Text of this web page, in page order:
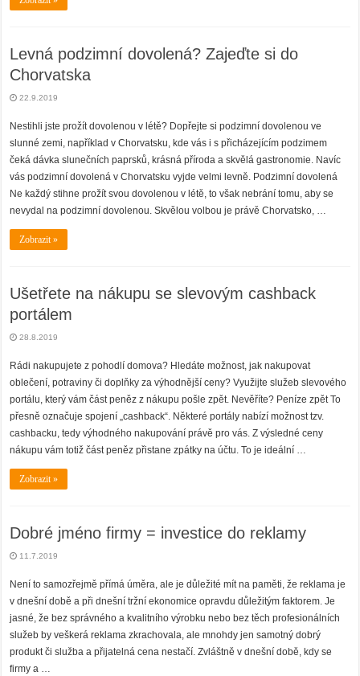
Levná podzimní dovolená? Zajeďte si do
Chorvatska
22.9.2019
Nestihli jste prožít dovolenou v létě? Dopřejte si podzimní dovolenou ve
slunné zemi, například v Chorvatsku, kde vás i s přicházejícím podzimem
čeká dávka slunečních paprsků, krásná příroda a skvělá gastronomie. Navíc
vás podzimní dovolená v Chorvatsku vyjde velmi levně. Podzimní dovolená
Ne každý stihne prožít svou dovolenou v létě, to však nebrání tomu, aby se
nevydal na podzimní dovolenou. Skvělou volbou je právě Chorvatsko, …
Zobrazit »
Ušetřete na nákupu se slevovým cashback
portálem
28.8.2019
Rádi nakupujete z pohodlí domova? Hledáte možnost, jak nakupovat
oblečení, potraviny či doplňky za výhodnější ceny? Využijte služeb slevového
portálu, který vám část peněz z nákupu pošle zpět. Nevěříte? Peníze zpět To
přesně označuje spojení „cashback“. Některé portály nabízí možnost tzv.
cashbacku, tedy výhodného nakupování právě pro vás. Z výsledné ceny
nákupu vám totiž část peněz přistane zpátky na účtu. To je ideální …
Zobrazit »
Dobré jméno firmy = investice do reklamy
11.7.2019
Není to samozřejmě přímá úměra, ale je důležité mít na paměti, že reklama je
v dnešní době a při dnešní tržní ekonomice opravdu důležitým faktorem. Je
jasné, že bez správného a kvalitního výrobku nebo bez těch profesionálních
služeb by veškerá reklama zkrachovala, ale mnohdy jen samotný dobrý
produkt či služba a přijatelná cena nestačí. Zvláštně v dnešní době, kdy se
firmy a …